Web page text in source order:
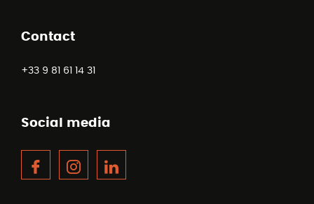
Contact
+33 9 81 61 14 31
Social media
FacebookInstagram